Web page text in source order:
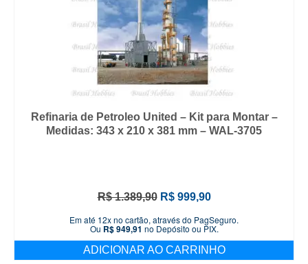
Refinaria de Petroleo United – Kit para Montar –
Medidas: 343 x 210 x 381 mm – WAL-3705
R$1.389,90 O
original
era:
R$ 1.389,90.
R$999,90O
atual
é:
R$ 999,90.
Em até 12x no cartão, através do PagSeguro.
Ou R$949,91 no Depósito ou PIX.
ADICIONAR AO CARRINHO